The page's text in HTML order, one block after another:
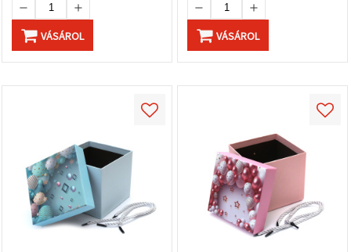
VÁSÁROL VÁSÁROL